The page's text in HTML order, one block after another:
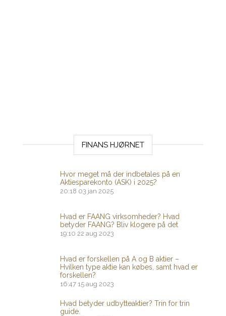
FINANS HJØRNET
Hvor meget må der indbetales på en
Aktiesparekonto (ASK) i 2025?
20:18 03 jan 2025
Hvad er FAANG virksomheder? Hvad
betyder FAANG? Bliv klogere på det
19:10 22 aug 2023
Hvad er forskellen på A og B aktier –
Hvilken type aktie kan købes, samt hvad er
forskellen?
16:47 15 aug 2023
Hvad betyder udbytteaktier? Trin for trin
guide.